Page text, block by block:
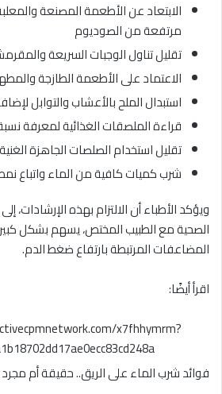
الابتعاد عن الأطعمة المصنعة
مرتفعة من الصوديوم
تقليل تناول الوجبات السريعة
الاعتماد على الأطعمة الطازجة
استبدال الملح بالأعشاب والتوابل
قراءة الملصقات الغذائية لمعرفة
تقليل استخدام الصلصات الجاهزة
شرب كميات كافية من الماء واتباع
ويؤكد الأطباء أن الالتزام بهذه الإرشادات،
الصحية مع الطبيب المختص، يسهم بشكل
المضاعفات المرتبطة بارتفاع ضغط الدم.
اقرأ أيضًا:
x7fhhymrm?
فوائد شرب الماء على الريق.. حقيقة أم